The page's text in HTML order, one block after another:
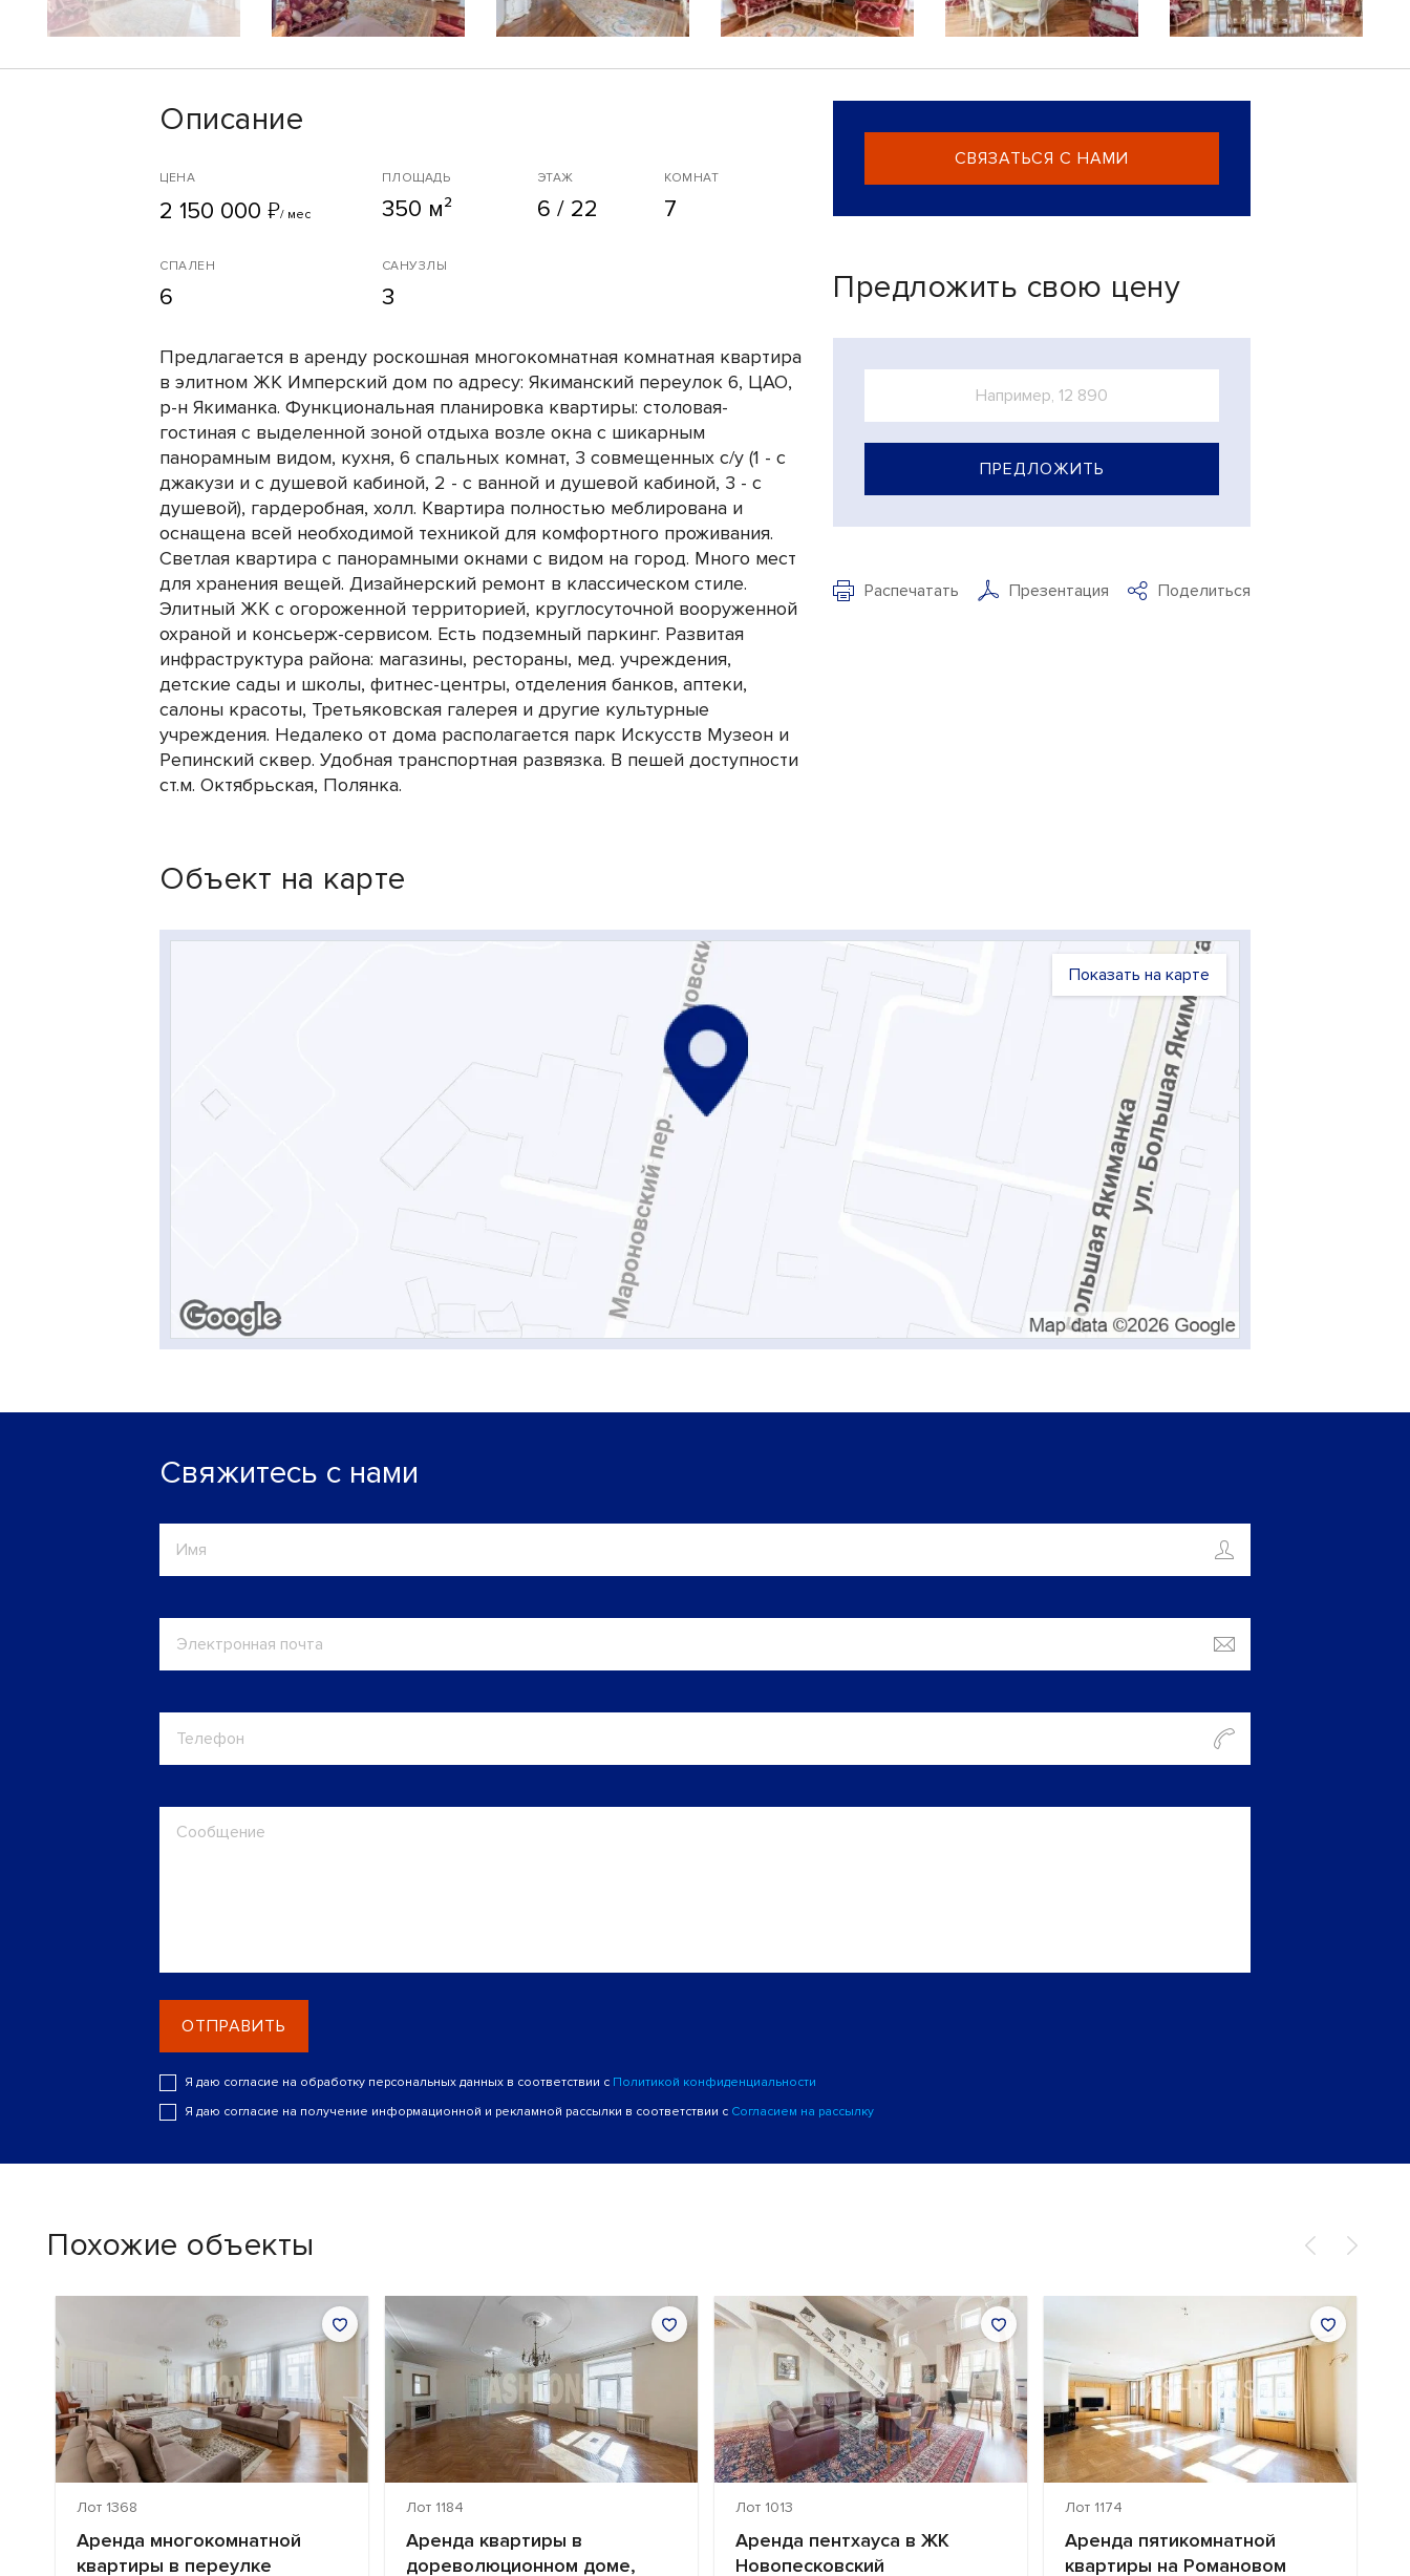
Описание
ЦЕНА
2 150 000 ₽/ мес
ПЛОЩАДЬ
350 м²
ЭТАЖ
6 / 22
КОМНАТ
7
СПАЛЕН
6
САНУЗЛЫ
3
Предлагается в аренду роскошная многокомнатная комнатная квартира
в элитном ЖК Имперский дом по адресу: Якиманский переулок 6, ЦАО,
р-н Якиманка. Функциональная планировка квартиры: столовая-
гостиная с выделенной зоной отдыха возле окна с шикарным
панорамным видом, кухня, 6 спальных комнат, 3 совмещенных с/у (1 - с
джакузи и с душевой кабиной, 2 - с ванной и душевой кабиной, 3 - с
душевой), гардеробная, холл. Квартира полностью меблирована и
оснащена всей необходимой техникой для комфортного проживания.
Светлая квартира с панорамными окнами с видом на город. Много мест
для хранения вещей. Дизайнерский ремонт в классическом стиле.
Элитный ЖК с огороженной территорией, круглосуточной вооруженной
охраной и консьерж-сервисом. Есть подземный паркинг. Развитая
инфраструктура района: магазины, рестораны, мед. учреждения,
детские сады и школы, фитнес-центры, отделения банков, аптеки,
салоны красоты, Третьяковская галерея и другие культурные
учреждения. Недалеко от дома располагается парк Искусств Музеон и
Репинский сквер. Удобная транспортная развязка. В пешей доступности
ст.м. Октябрьская, Полянка.
СВЯЗАТЬСЯ С НАМИ
Предложить свою цену
ПРЕДЛОЖИТЬ
Распечатать Презентация Поделиться
Объект на карте
Показать на карте
Свяжитесь с нами
ОТПРАВИТЬ
Я даю согласие на обработку персональных данных в соответствии с Политикой конфиденциальности
Я даю согласие на получение информационной и рекламной рассылки в соответствии с Согласием на рассылку
Похожие объекты
Лот 1368
Аренда многокомнатной
квартиры в переулке
Лот 1184
Аренда квартиры в
дореволюционном доме,
Лот 1013
Аренда пентхауса в ЖК
Новопесковский
Лот 1174
Аренда пятикомнатной
квартиры на Романовом